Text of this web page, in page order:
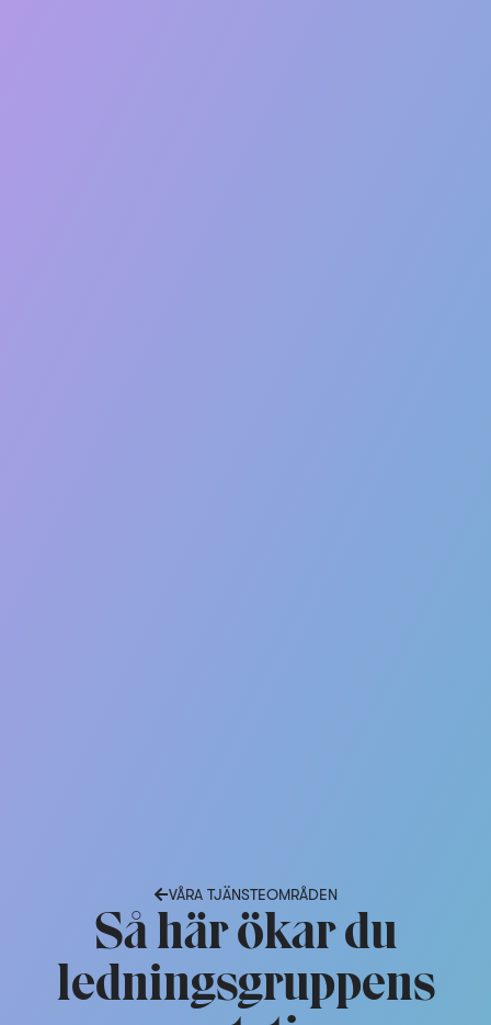
VÅRA TJÄNSTEOMRÅDEN
Så här ökar du
ledningsgruppens